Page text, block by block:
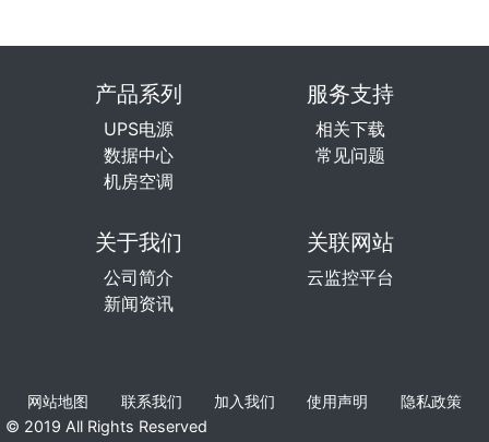
产品系列
UPS电源
数据中心
机房空调
服务支持
相关下载
常见问题
关于我们
公司简介
新闻资讯
关联网站
云监控平台
网站地图 联系我们 加入我们 使用声明
隐私政策
© 2019 All Rights Reserved